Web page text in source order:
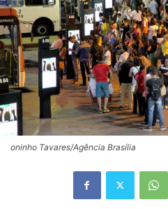
oninho Tavares/Agência Brasília